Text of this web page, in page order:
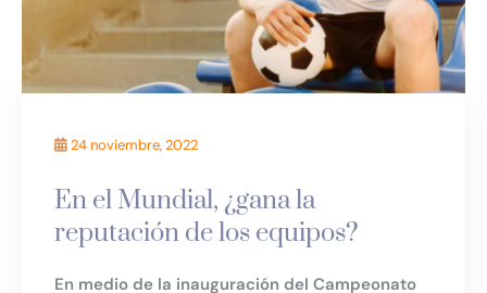
24 noviembre, 2022
En el Mundial, ¿gana la
reputación de los equipos?
En medio de la inauguración del Campeonato